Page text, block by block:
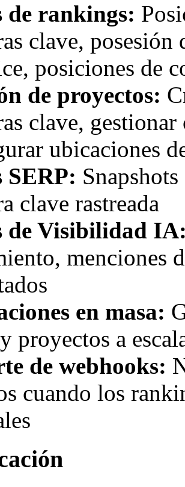
de rankings:
clave, posesión
posiciones de
de proyectos:
clave,
ubicaciones
SERP:
clave rastreada
de Visibilidad
menciones
en masa:
proyectos a
de webhooks:
cuando los